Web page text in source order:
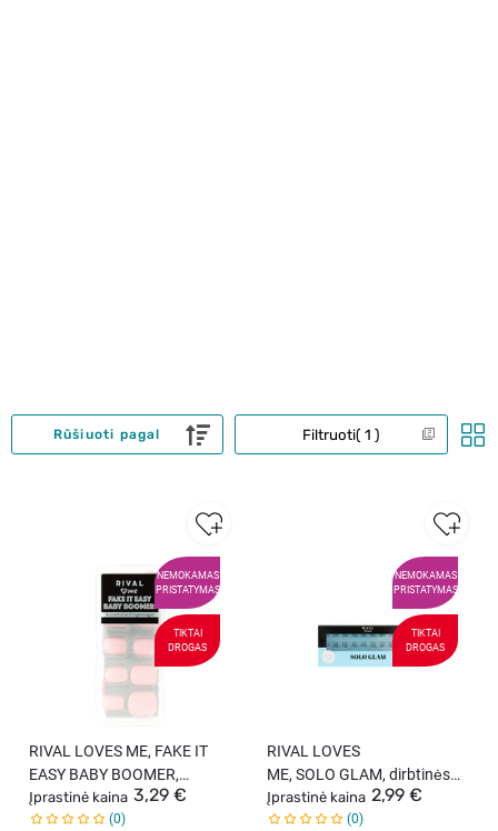
Filtruoti 1
Rūšiuoti pagal
NEMOKAMAS
PRISTATYMAS
TIKTAI
DROGAS
RIVAL LOVES ME, FAKE IT
EASY BABY BOOMER,
dirbtiniai nagai.
Įprastinė kaina 3,29 €
0
NEMOKAMAS
PRISTATYMAS
TIKTAI
DROGAS
RIVAL LOVES
ME, SOLO GLAM, dirbtinės
blakstienos, 20 kuokštelių
Įprastinė kaina 2,99 €
0